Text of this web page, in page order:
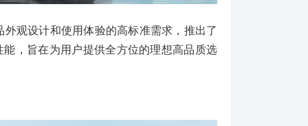
观设计和使用体验的高标准需求，推出了
，旨在为用户提供全方位的理想高品质选